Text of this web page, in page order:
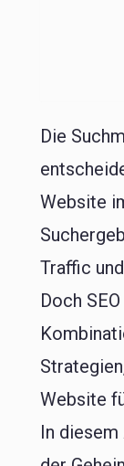
Die
Website
Traffic
Doch
Website
In